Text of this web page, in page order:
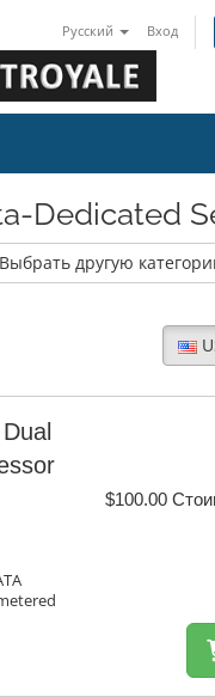
Русский Вход
Dedicated
Выбрать другую
$100.00